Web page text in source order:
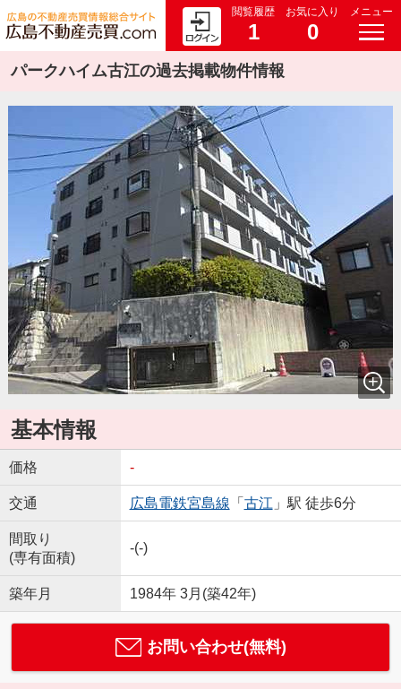
閲覧履歴
1
お気に入り
0
メニュー
パークハイム古江の過去掲載物件情報
基本情報
価格 -
交通 広島電鉄宮島線 「 古江 」駅 徒歩6分
間取り
(専有面積)
-(-)
築年月 1984年 3月(築42年)
お問い合わせ(無料)